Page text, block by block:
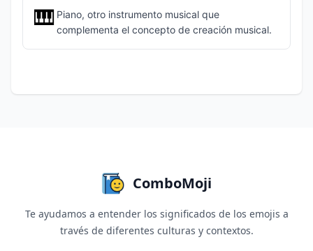
🎹 Piano, otro instrumento musical que
complementa el concepto de creación musical.
ComboMoji
Te ayudamos a entender los significados de los emojis a
través de diferentes culturas y contextos.